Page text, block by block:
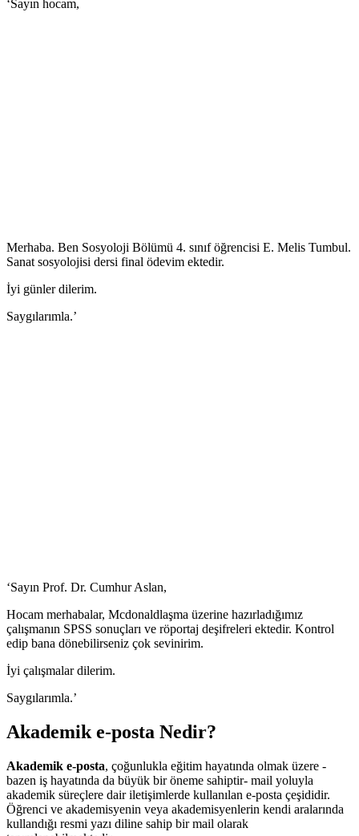
‘Sayın hocam,
Merhaba. Ben Sosyoloji Bölümü 4. sınıf öğrencisi E. Melis Tumbul.
Sanat sosyolojisi dersi final ödevim ektedir.
İyi günler dilerim.
Saygılarımla.’
‘Sayın Prof. Dr. Cumhur Aslan,
Hocam merhabalar, Mcdonaldlaşma üzerine hazırladığımız
çalışmanın SPSS sonuçları ve röportaj deşifreleri ektedir. Kontrol
edip bana dönebilirseniz çok sevinirim.
İyi çalışmalar dilerim.
Saygılarımla.’
Akademik e-posta Nedir?
Akademik e-posta, çoğunlukla eğitim hayatında olmak üzere -
bazen iş hayatında da büyük bir öneme sahiptir- mail yoluyla
akademik süreçlere dair iletişimlerde kullanılan e-posta çeşididir.
Öğrenci ve akademisyenin veya akademisyenlerin kendi aralarında
kullandığı resmi yazı diline sahip bir mail olarak